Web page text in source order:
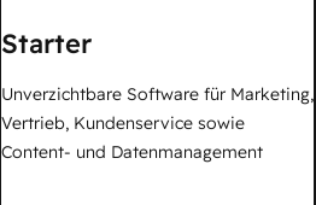
Starter
Unverzichtbare Software für Marketing,
Vertrieb, Kundenservice sowie
Content- und Datenmanagement